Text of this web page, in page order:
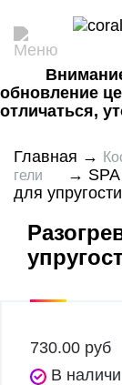
обновление
отличаться,
Главная →
гели
→
для
730.00 руб
В